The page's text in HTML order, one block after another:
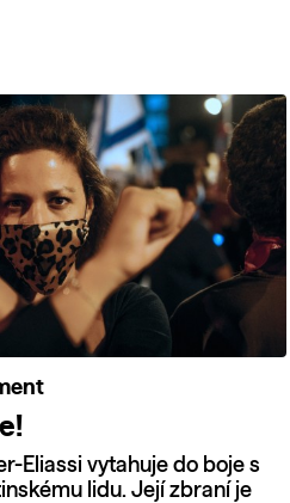
Eliassi vytahuje do boje s
lidu. Její zbraní je